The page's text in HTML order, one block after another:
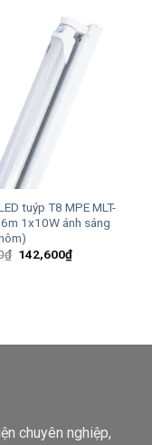
tuýp T8 MPE MLT-
1x10W ánh sáng
₫ Giá
142,600₫Giá
hiện
chuyên nghiệp,